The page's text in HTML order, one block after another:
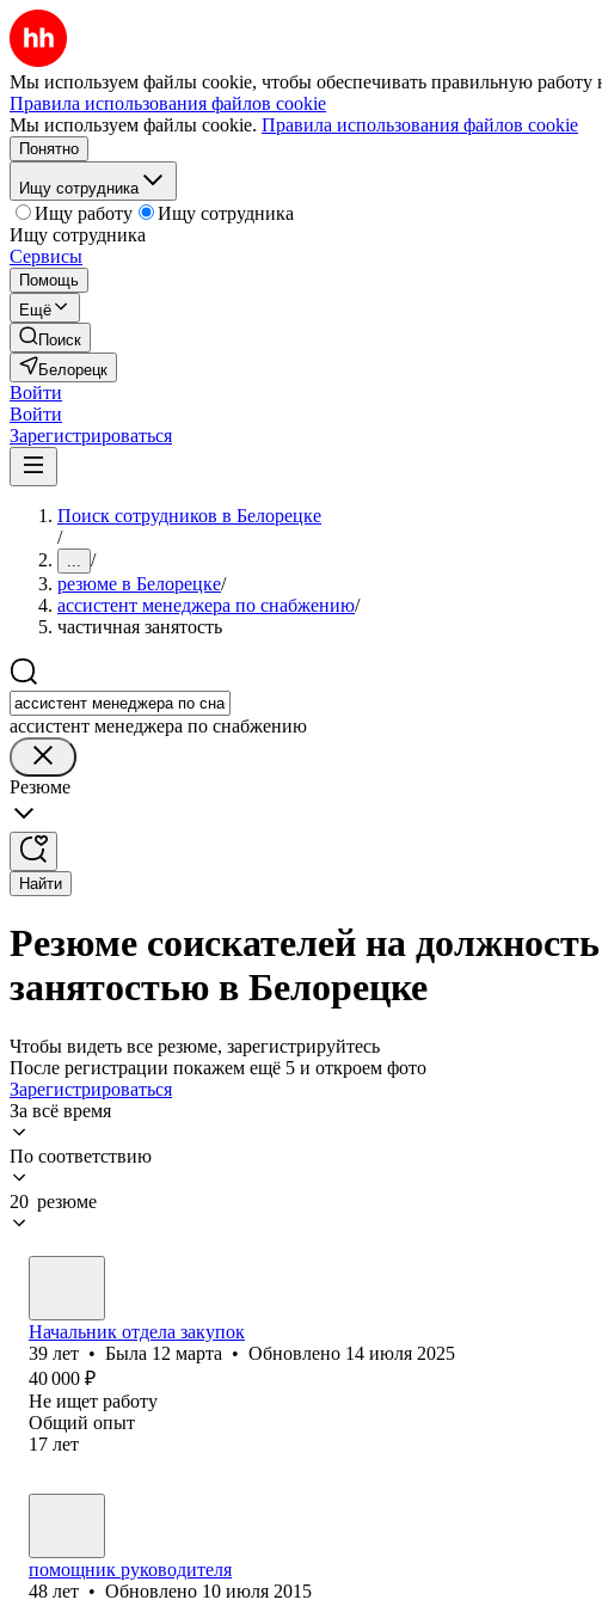
Мы используем файлы cookie, чтобы обеспечивать правильную работу
Правила использования файлов cookie
Мы используем файлы cookie. Правила использования файлов cookie
Понятно
Ищу сотрудника
Ищу работу
Ищу сотрудника
Ищу сотрудника
Сервисы
Помощь
Ещё
Поиск
Белорецк
Войти
Войти
Зарегистрироваться
Поиск сотрудников в Белорецке
/
... /
резюме в Белорецке/
ассистент менеджера по снабжению/
частичная занятость
ассистент менеджера по снабжению
Резюме
Найти
Резюме соискателей на
занятостью в Белорецке
Чтобы видеть все резюме, зарегистрируйтесь
После регистрации покажем ещё 5 и откроем фото
Зарегистрироваться
За всё время
По соответствию
20 резюме
Начальник отдела закупок
39 лет • Была 12 марта • Обновлено 14 июля 2025
40 000 ₽
Не ищет работу
Общий опыт
17 лет
помощник руководителя
48 лет • Обновлено 10 июля 2015